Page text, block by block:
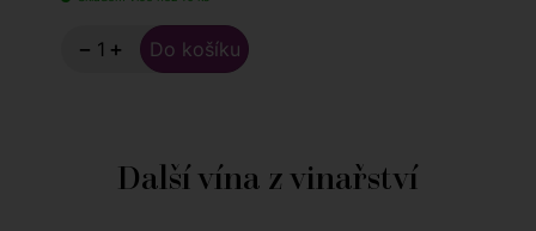
− +
Další vína z vinařství